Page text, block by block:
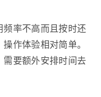
率不高而且按时还
作体验相对简单。
要额外安排时间去